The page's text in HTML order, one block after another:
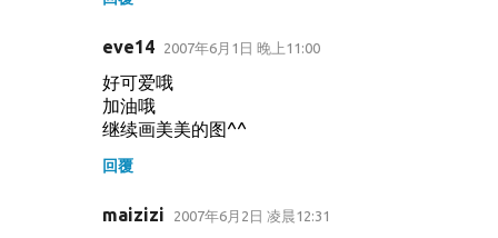
eve14 2007年6月1日 晚上11:00
好可爱哦
加油哦
继续画美美的图^^
回覆
maizizi 2007年6月2日 凌晨12:31